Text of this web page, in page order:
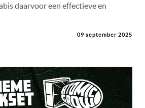
daarvoor een effectieve en
09 september 2025